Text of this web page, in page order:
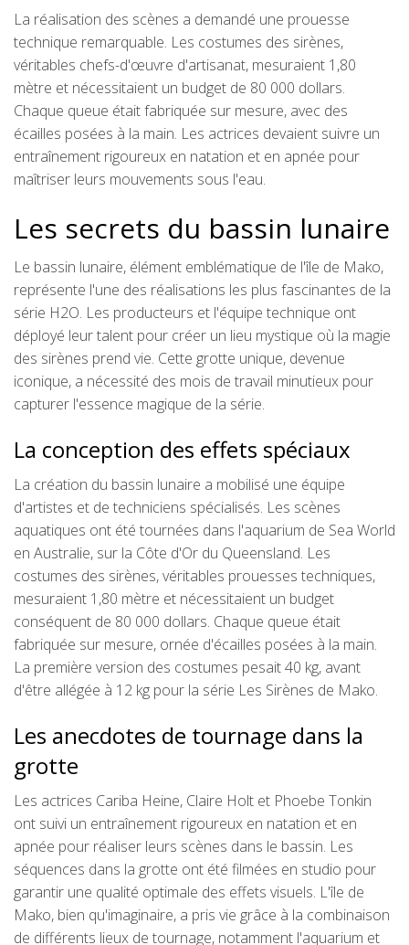
La réalisation des scènes a demandé une prouesse
technique remarquable. Les costumes des sirènes,
véritables chefs-d'œuvre d'artisanat, mesuraient 1,80
mètre et nécessitaient un budget de 80 000 dollars.
Chaque queue était fabriquée sur mesure, avec des
écailles posées à la main. Les actrices devaient suivre un
entraînement rigoureux en natation et en apnée pour
maîtriser leurs mouvements sous l'eau.
Les secrets du bassin lunaire
Le bassin lunaire, élément emblématique de l'île de Mako,
représente l'une des réalisations les plus fascinantes de la
série H2O. Les producteurs et l'équipe technique ont
déployé leur talent pour créer un lieu mystique où la magie
des sirènes prend vie. Cette grotte unique, devenue
iconique, a nécessité des mois de travail minutieux pour
capturer l'essence magique de la série.
La conception des effets spéciaux
La création du bassin lunaire a mobilisé une équipe
d'artistes et de techniciens spécialisés. Les scènes
aquatiques ont été tournées dans l'aquarium de Sea World
en Australie, sur la Côte d'Or du Queensland. Les
costumes des sirènes, véritables prouesses techniques,
mesuraient 1,80 mètre et nécessitaient un budget
conséquent de 80 000 dollars. Chaque queue était
fabriquée sur mesure, ornée d'écailles posées à la main.
La première version des costumes pesait 40 kg, avant
d'être allégée à 12 kg pour la série Les Sirènes de Mako.
Les anecdotes de tournage dans la
grotte
Les actrices Cariba Heine, Claire Holt et Phoebe Tonkin
ont suivi un entraînement rigoureux en natation et en
apnée pour réaliser leurs scènes dans le bassin. Les
séquences dans la grotte ont été filmées en studio pour
garantir une qualité optimale des effets visuels. L'île de
Mako, bien qu'imaginaire, a pris vie grâce à la combinaison
de différents lieux de tournage, notamment l'aquarium et